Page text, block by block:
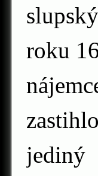
roku
jediný